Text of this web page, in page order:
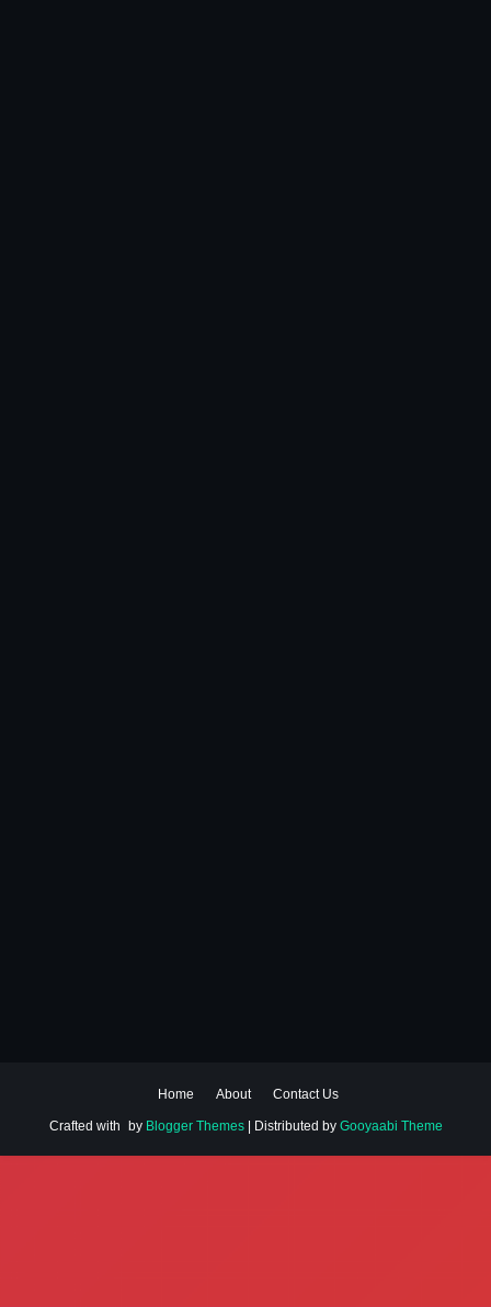
Home About Contact Us
Crafted with by Blogger Themes| Distributed by Gooyaabi Theme